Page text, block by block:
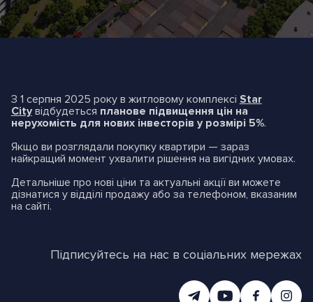
З 1 серпня 2025 рокув житловому комплексі Star
City відбудеться планове підвищення цін на
нерухомість для нових інвесторів у розмірі 5%.
Якщо ви розглядали покупку квартири — зараз
найкращий момент ухвалити рішення на вигідних умовах.
Детальніше про нові ціни та актуальні акції ви можете
дізнатися у відділі продажу або за телефоном, вказаним
на сайті.
Підписуйтесь на нас в соціальних мережах